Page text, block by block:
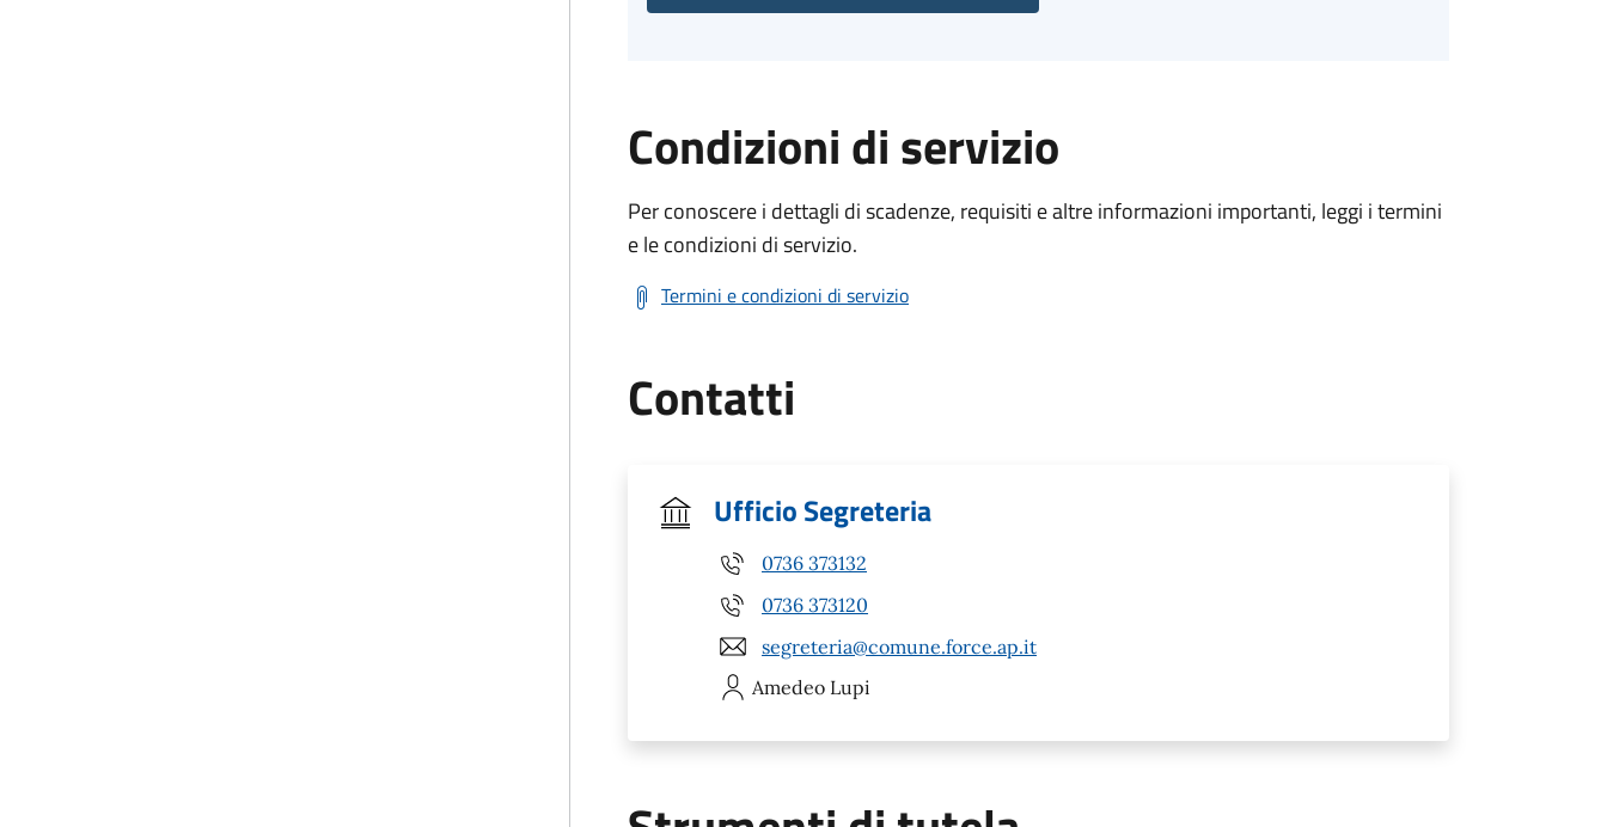
Condizioni di servizio
Per conoscere i dettagli di scadenze, requisiti e altre informazioni importanti, leggi i termini
e le condizioni di servizio.
Termini e condizioni di servizio
Contatti
Ufficio Segreteria
0736 373132
0736 373120
segreteria@comune.force.ap.it
Amedeo Lupi